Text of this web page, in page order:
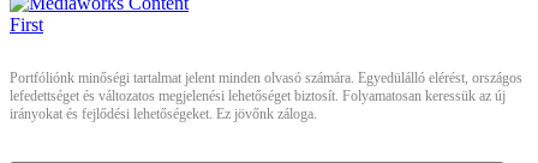
Portfóliónk minőségi tartalmat jelent minden olvasó számára. Egyedülálló elérést, országos
lefedettséget és változatos megjelenési lehetőséget biztosít. Folyamatosan keressük az új
irányokat és fejlődési lehetőségeket. Ez jövőnk záloga.